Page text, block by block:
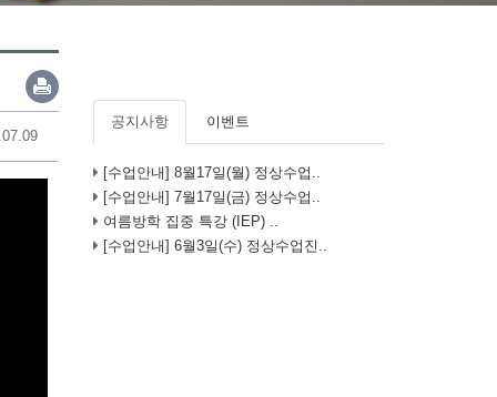
공지사항 이벤트
[수업안내] 8월17일(월) 정상수업..
[수업안내] 7월17일(금) 정상수업..
여름방학 집중 특강 (IEP) ..
[수업안내] 6월3일(수) 정상수업진..